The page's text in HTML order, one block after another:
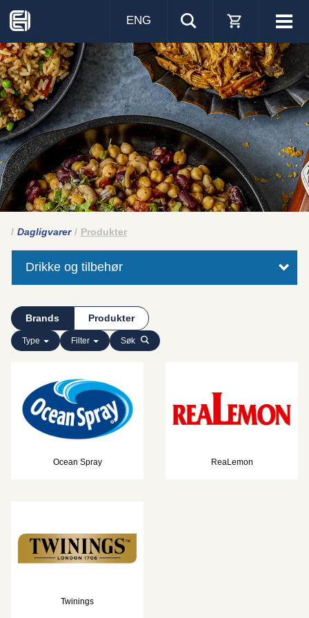
Visa
ENG
Dagligvarer Produkter
Drikke og tilbehør
Brands Produkter
Type Filter Søk
Ocean Spray ReaLemon
Twinings